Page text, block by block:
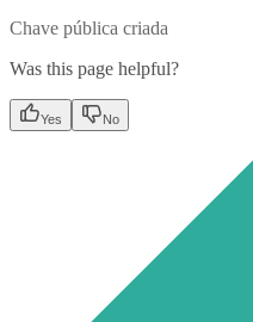
Chave pública criada
Was this page helpful?
Yes No